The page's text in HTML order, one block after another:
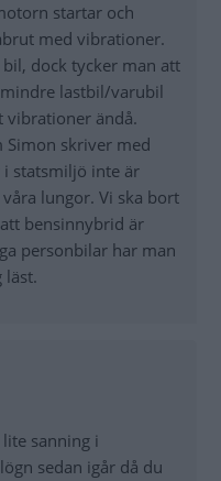
startar och
med vibrationer.
dock tycker man att
lastbil/varubil
vibrationer ändå.
Simon skriver med
statsmiljö inte är
lungor. Vi ska bort
bensinnybrid är
personbilar har man
läst.
sanning i
sedan igår då du